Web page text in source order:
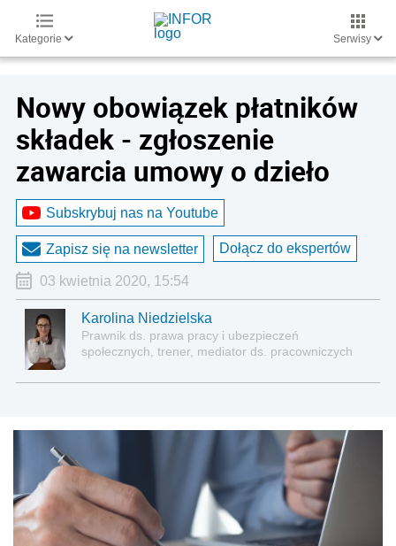
Kategorie Serwisy
Nowy obowiązek płatników
składek - zgłoszenie
zawarcia umowy o dzieło
Subskrybuj nas na Youtube
Zapisz się na newsletter Dołącz do ekspertów
03 kwietnia 2020, 15:54
Karolina Niedzielska
Prawnik ds. prawa pracy i ubezpieczeń
społecznych, trener, mediator ds. pracowniczych